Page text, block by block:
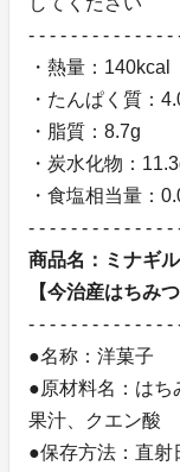
- - - - - - - - - - - - - -
・熱量：140kcal
・たんぱく質：
・脂質：8.7g
・炭水化物：
・食塩相当量：
- - - - - - - - - - - - - -
商品名：ミナギ
【今治産はちみ
- - - - - - - - - - - - - -
●名称：洋菓子
●原材料名：はち
果汁、クエン酸
●保存方法：直射